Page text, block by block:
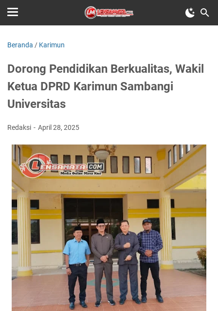
Beranda / Karimun
Dorong Pendidikan Berkualitas, Wakil
Ketua DPRD Karimun Sambangi
Universitas
Redaksi April 28, 2025